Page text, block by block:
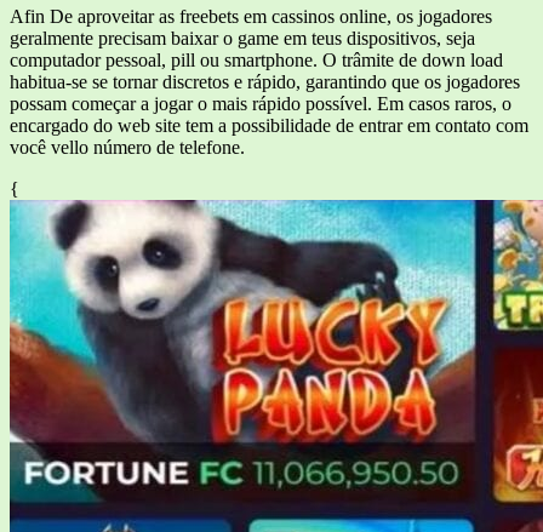
Afin De aproveitar as freebets em cassinos online, os jogadores
geralmente precisam baixar o game em teus dispositivos, seja
computador pessoal, pill ou smartphone. O trâmite de down load
habitua-se se tornar discretos e rápido, garantindo que os jogadores
possam começar a jogar o mais rápido possível. Em casos raros, o
encargado do web site tem a possibilidade de entrar em contato com
você vello número de telefone.
{